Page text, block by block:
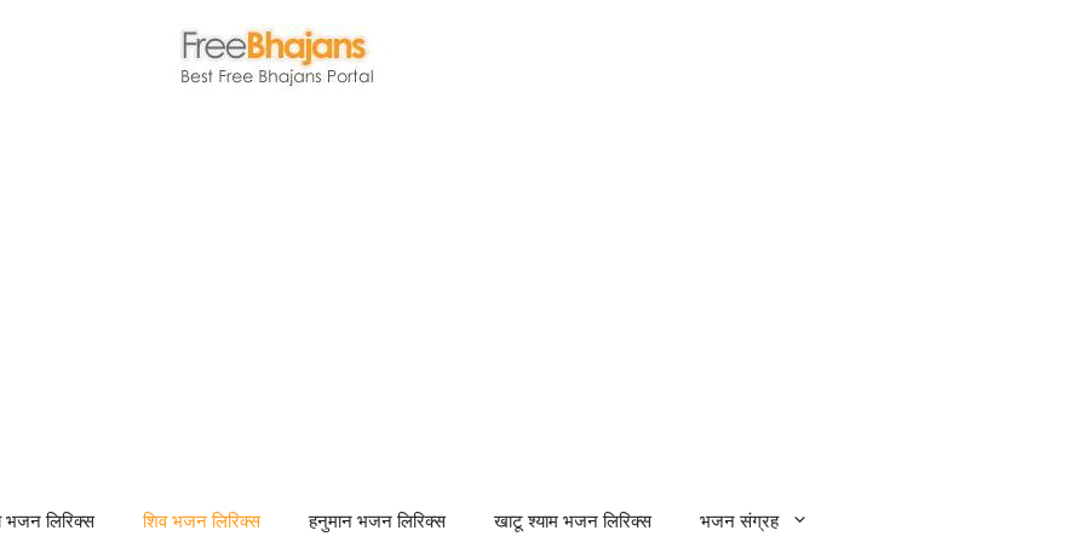
भजन लिरिक्स शिव भजन लिरिक्स हनुमान भजन लिरिक्स खाटू श्याम भजन लिरिक्स भजन संग्रह